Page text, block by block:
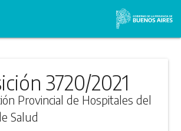
3720/2021
Provincial de Hospitales del
Salud